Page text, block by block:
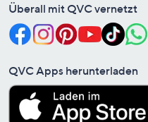
Überall mit QVC vernetzt
QVC Apps herunterladen